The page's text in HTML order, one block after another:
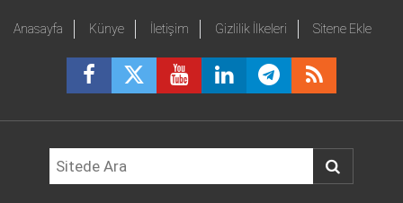
Anasayfa Künye İletişim Gizlilik İlkeleri Sitene Ekle